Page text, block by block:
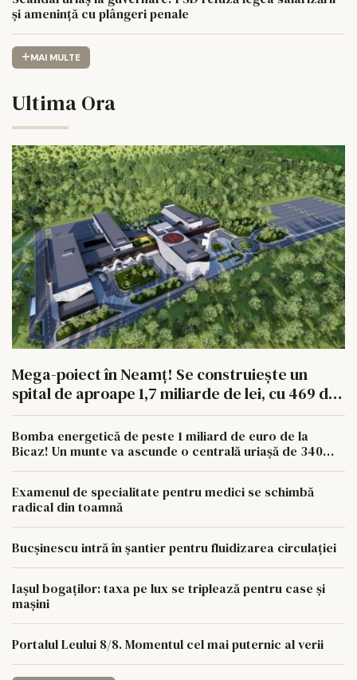
și amenință cu plângeri penale
MAI MULTE
Ultima Ora
Mega-poiect în Neamț! Se construiește un
spital de aproape 1,7 miliarde de lei, cu 469 de
paturi
Bomba energetică de peste 1 miliard de euro de la
Bicaz! Un munte va ascunde o centrală uriașă de 340
Examenul de specialitate pentru medici se schimbă
radical din toamnă
Bucșinescu intră în șantier pentru fluidizarea circulației
Iașul bogaților: taxa pe lux se triplează pentru case și
mașini
Portalul Leului 8/8. Momentul cel mai puternic al verii